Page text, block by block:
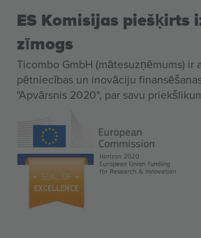
ES Komisijas piešķirts
zīmogs
Ticombo GmbH (mātesuzņēmums) ir
pētniecības un inovāciju
"Apvārsnis 2020", par savu